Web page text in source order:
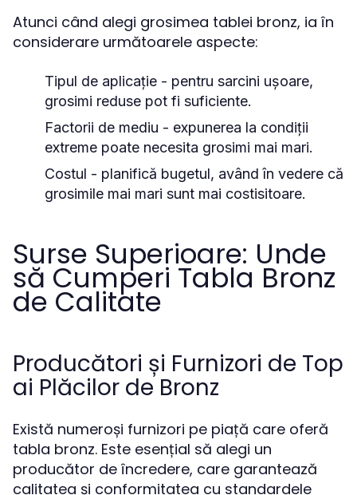
Atunci când alegi grosimea tablei bronz, ia în
considerare următoarele aspecte:
Tipul de aplicație - pentru sarcini ușoare,
grosimi reduse pot fi suficiente.
Factorii de mediu - expunerea la condiții
extreme poate necesita grosimi mai mari.
Costul - planifică bugetul, având în vedere că
grosimile mai mari sunt mai costisitoare.
Surse Superioare: Unde
să Cumperi Tabla Bronz
de Calitate
Producători și Furnizori de Top
ai Plăcilor de Bronz
Există numeroși furnizori pe piață care oferă
tabla bronz. Este esențial să alegi un
producător de încredere, care garantează
calitatea și conformitatea cu standardele